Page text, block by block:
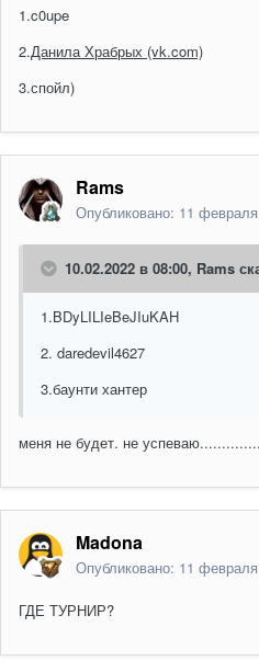
1.c0upe
2.Данила Храбрых (vk.com)
3.спойл)
Rams
Опубликовано: 11
10.02.2022 в 08:00, Rams
1.BDyLILIeBeJIuKAH
2. daredevil4627
3.баунти хантер
меня не будет. не
Madona
Опубликовано: 11
ГДЕ ТУРНИР?